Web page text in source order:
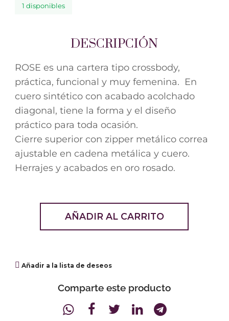
1 disponibles
DESCRIPCIÓN
ROSE es una cartera tipo crossbody,
práctica, funcional y muy femenina. En
cuero sintético con acabado acolchado
diagonal, tiene la forma y el diseño
práctico para toda ocasión.
Cierre superior con zipper metálico correa
ajustable en cadena metálica y cuero.
Herrajes y acabados en oro rosado.
AÑADIR AL CARRITO
Añadir a la lista de deseos
Comparte este producto